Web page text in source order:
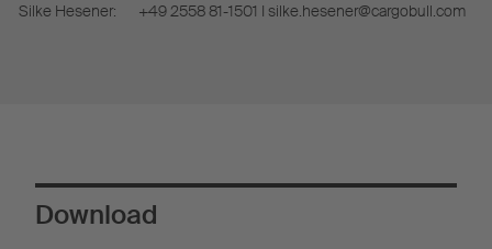
Silke Hesener:
+49 2558 81-1501 I silke.hesener@cargobull.com
Download